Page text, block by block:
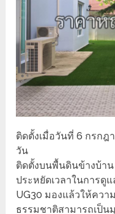
ติดตั้งเมื่อวันที่ 6 กรกฎ
วัน
ติดตั้งบนพื้นดินข้างบ้า
ประหยัดเวลาในการดู
UG30 มองแล้วให้ควา
ธรรมชาติสามารถเป็